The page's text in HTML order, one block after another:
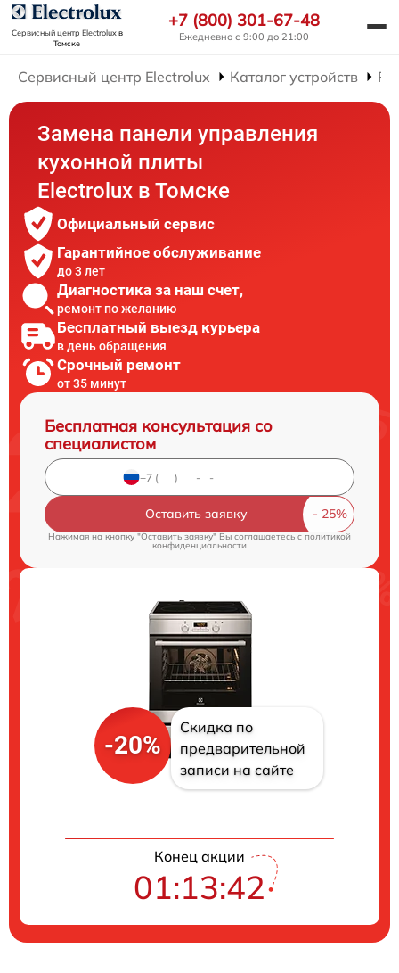
Сервисный центр Electroluxв
Томске
+7 (800) 301-67-48
Ежедневно с 9:00 до 21:00
Сервисный центр Electrolux Каталог устройств
Замена панели управления
кухонной плиты
Electrolux в Томске
Официальный сервис
Гарантийное обслуживание
до 3 лет
Диагностика за наш счет,
ремонт по желанию
Бесплатный выезд курьера
в день обращения
Срочный ремонт
от 35 минут
Бесплатная консультация со
специалистом
Оставить заявку
Нажимая на кнопку "Оставить заявку" Вы соглашаетесь c политикой
конфиденциальности
-20%
Скидка по
предварительной
записи на сайте
Конец акции
01:13:41